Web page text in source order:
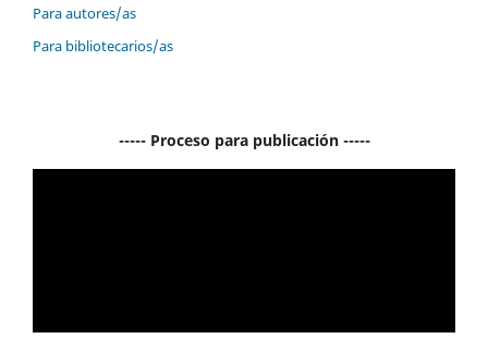
Para autores/as
Para bibliotecarios/as
----- Proceso para publicación -----